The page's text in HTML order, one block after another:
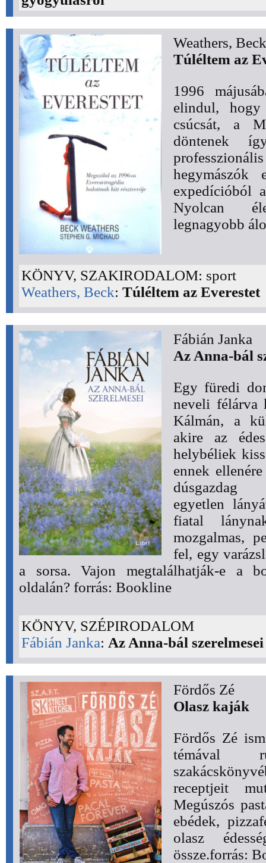
Weathers, Beck
Túléltem az
1996
elindul, hogy
csúcsát, a
döntenek
hegymászók
expedícióból
Nyolcan
legnagyobb
KÖNYV, SZAKIRODALOM: sport
Weathers, Beck: Túléltem az Everestet
Fábián Janka
Az Anna-bál
Egy füredi
neveli félárva
Kálmán, a
akire az
helybéliek
ennek
dúsgazdag
egyetlen
fiatal
mozgalmas,
fel, egy
a sorsa. Vajon megtalálhatják-e a
oldalán? forrás: Bookline
KÖNYV, SZÉPIRODALOM
Fábián Janka: Az Anna-bál
Fördős Zé
Olasz kaják
Fördős Zé
témával
receptjeit
Megúszós
ebédek,
olasz
össze.forrás: